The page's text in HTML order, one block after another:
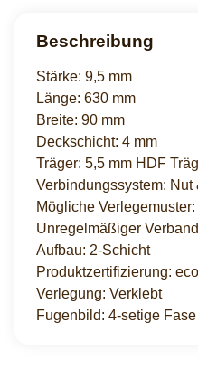
Beschreibung
Stärke: 9,5 mm
Länge: 630 mm
Breite: 90 mm
Deckschicht: 4 mm
Träger: 5,5 mm HDF
Verbindungssystem: Nut
Mögliche
Unregelmäßiger
Aufbau: 2-Schicht
Produktzertifizierung:
Verlegung: Verklebt
Fugenbild: 4-setige Fase